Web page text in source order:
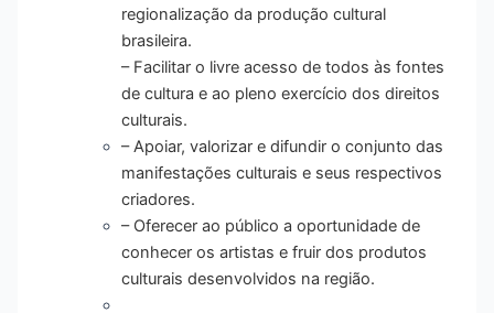
regionalização da produção cultural
brasileira.
– Facilitar o livre acesso de todos às fontes
de cultura e ao pleno exercício dos direitos
culturais.
– Apoiar, valorizar e difundir o conjunto das
manifestações culturais e seus respectivos
criadores.
– Oferecer ao público a oportunidade de
conhecer os artistas e fruir dos produtos
culturais desenvolvidos na região.